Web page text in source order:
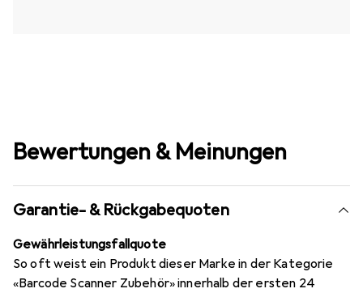
Bewertungen & Meinungen
Garantie- & Rückgabequoten
Gewährleistungsfallquote
So oft weist ein Produkt dieser Marke in der Kategorie
«Barcode Scanner Zubehör» innerhalb der ersten 24